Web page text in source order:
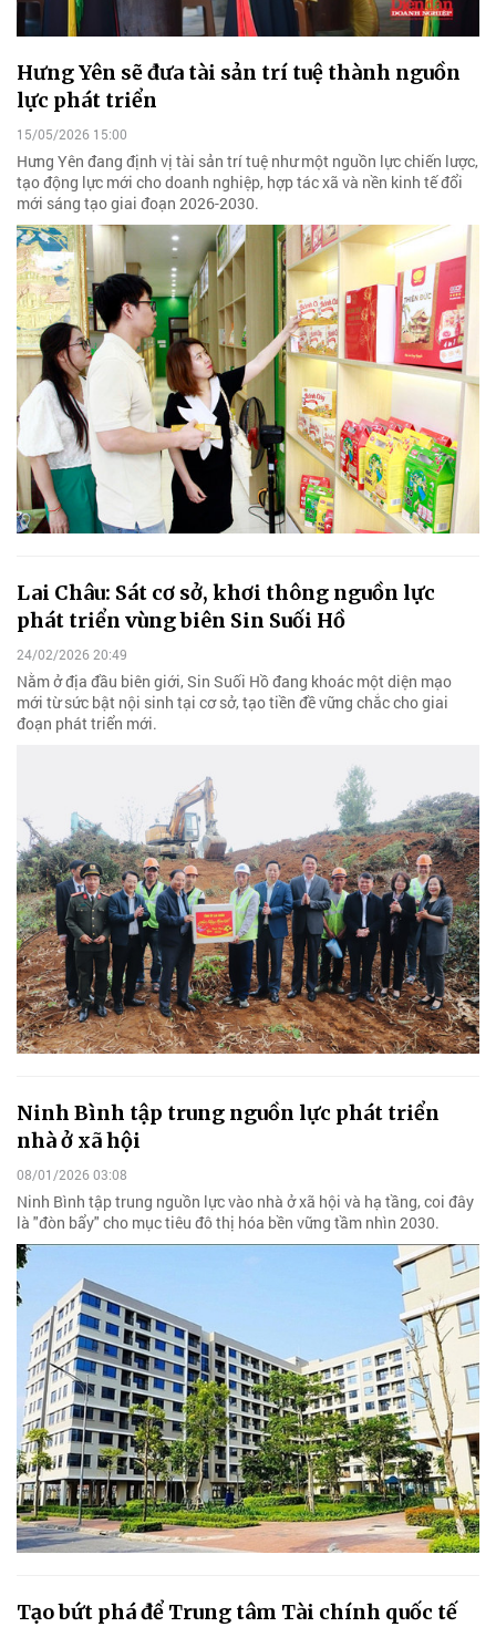
Hưng Yên sẽ đưa tài sản trí tuệ thành nguồn
lực phát triển
15/05/2026 15:00
Hưng Yên đang định vị tài sản trí tuệ như một nguồn lực chiến lược,
tạo động lực mới cho doanh nghiệp, hợp tác xã và nền kinh tế đổi
mới sáng tạo giai đoạn 2026-2030.
Lai Châu: Sát cơ sở, khơi thông nguồn lực
phát triển vùng biên Sin Suối Hồ
24/02/2026 20:49
Nằm ở địa đầu biên giới, Sin Suối Hồ đang khoác một diện mạo
mới từ sức bật nội sinh tại cơ sở, tạo tiền đề vững chắc cho giai
đoạn phát triển mới.
Ninh Bình tập trung nguồn lực phát triển
nhà ở xã hội
08/01/2026 03:08
Ninh Bình tập trung nguồn lực vào nhà ở xã hội và hạ tầng, coi đây
là "đòn bẩy" cho mục tiêu đô thị hóa bền vững tầm nhìn 2030.
Tạo bứt phá để Trung tâm Tài chính quốc tế